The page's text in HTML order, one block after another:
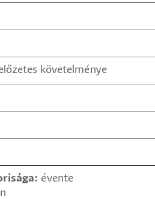
követelménye
évente